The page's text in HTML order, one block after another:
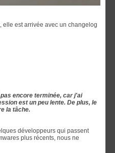
elle est arrivée avec un changelog
encore terminée, car j'ai
est un peu lente. De plus, le
la tâche.
développeurs qui passent
plus récents, nous ne